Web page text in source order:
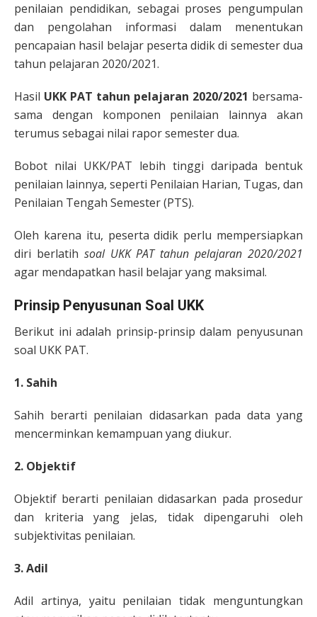
penilaian pendidikan, sebagai proses pengumpulan
dan pengolahan informasi dalam menentukan
pencapaian hasil belajar peserta didik di semester dua
tahun pelajaran 2020/2021.
Hasil UKK PAT tahun pelajaran 2020/2021 bersama-
sama dengan komponen penilaian lainnya akan
terumus sebagai nilai rapor semester dua.
Bobot nilai UKK/PAT lebih tinggi daripada bentuk
penilaian lainnya, seperti Penilaian Harian, Tugas, dan
Penilaian Tengah Semester (PTS).
Oleh karena itu, peserta didik perlu mempersiapkan
diri berlatih soal UKK PAT tahun pelajaran 2020/2021
agar mendapatkan hasil belajar yang maksimal.
Prinsip Penyusunan Soal UKK
Berikut ini adalah prinsip-prinsip dalam penyusunan
soal UKK PAT.
1. Sahih
Sahih berarti penilaian didasarkan pada data yang
mencerminkan kemampuan yang diukur.
2. Objektif
Objektif berarti penilaian didasarkan pada prosedur
dan kriteria yang jelas, tidak dipengaruhi oleh
subjektivitas penilaian.
3. Adil
Adil artinya, yaitu penilaian tidak menguntungkan